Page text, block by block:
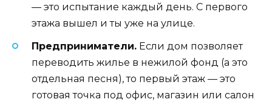
— это испытание каждый день. С первого
этажа вышел и ты уже на улице.
Предприниматели. Если дом позволяет
переводить жилье в нежилой фонд (а это
отдельная песня), то первый этаж — это
готовая точка под офис, магазин или салон